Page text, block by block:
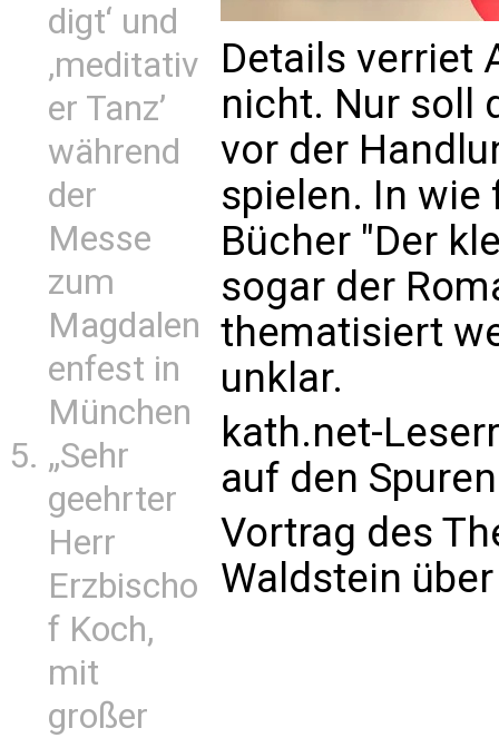
digt‘ und
‚meditativ
er Tanz’
während
der
Messe
zum
Magdalen
enfest in
München
„Sehr
geehrter
Herr
Erzbischo
f Koch,
mit
großer
Details verriet
nicht. Nur soll
vor der
spielen. In wie
Bücher "Der
sogar der
thematisiert
unklar.
kath.net-
auf den
Vortrag des
Waldstein